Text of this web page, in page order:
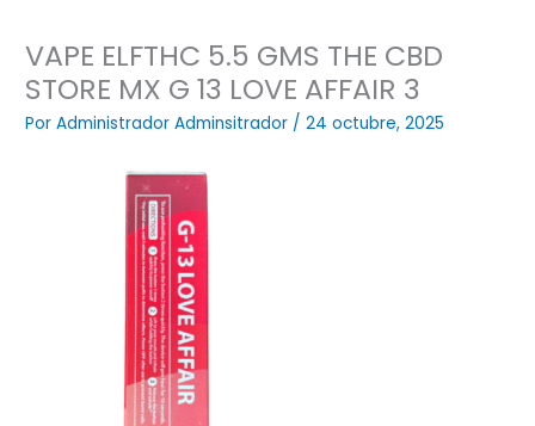
VAPE ELFTHC 5.5 GMS THE CBD
STORE MX G 13 LOVE AFFAIR 3
PorAdministrador Adminsitrador /24 octubre, 2025